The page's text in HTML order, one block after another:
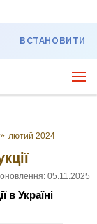
ВСТАНОВИТИ
» лютий 2024
05.11.2025
в Україні